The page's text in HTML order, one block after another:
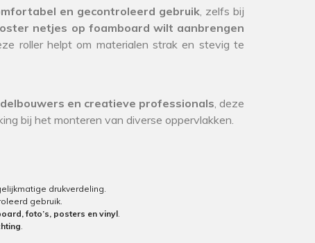
en gecontroleerd gebruik, zelfs bij
netjes op foamboard wilt aanbrengen
roller helpt om materialen strak en stevig te
en creatieve professionals, deze
bij het monteren van diverse oppervlakken.
drukverdeling.
gebruik.
foto’s, posters en vinyl.
.